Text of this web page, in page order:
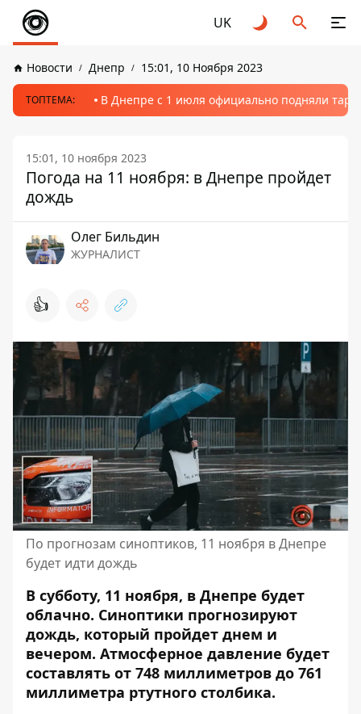
UK
Новости Днепр 15:01, 10 Ноября 2023
ТОПТЕМА: В Днепре с 1 июля официально подняли
15:01, 10 ноября 2023
Погода на 11 ноября: в Днепре пройдет
дождь
Олег Бильдин
ЖУРНАЛИСТ
👍
По прогнозам синоптиков, 11 ноября в Днепре
будет идти дождь
В субботу, 11 ноября, в Днепре будет
облачно. Синоптики прогнозируют
дождь, который пройдет днем ​​и
вечером. Атмосферное давление будет
составлять от 748 миллиметров до 761
миллиметра ртутного столбика.